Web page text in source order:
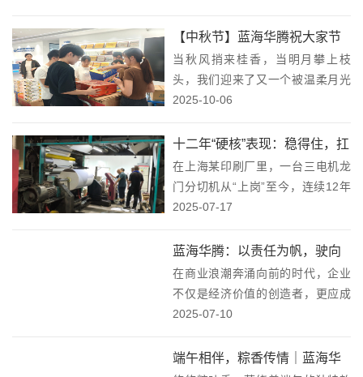
在。我们的合作伙伴一直与蓝海华
腾保持着紧密且良好的合作关系，
在承接深圳湾万象城音乐...
【中秋节】蓝海华腾祝大家节
日快乐！
当秋风捎来桂香，当明月攀上枝
头，我们迎来了又一个被温柔月光
包裹的中秋。这个镌刻在华夏血脉
——盼月圆，更盼人圆；念乡味，
更念情浓。在这个快节奏的时代，
我们如候鸟般为梦想迁徙...
2025-10-06
十二年“硬核”表现：稳得住，扛
得住！蓝海华腾变频器助力印
刷厂稳产增效！
在上海某印刷厂里，一台三电机龙
门分切机从“上岗”至今，连续12年
没闹过大脾气——搭载的蓝海华腾
效运转的“定海神针”。这背后，是
技术实力与品质坚守的双重支撑，
更是蓝海华腾为...
2025-07-17
蓝海华腾：以责任为帆，驶向
教育公益的蓝海！
在商业浪潮奔涌向前的时代，企业
不仅是经济价值的创造者，更应成
为社会进步的推动者。近日，蓝海
名义向学校捐赠，支持"教室认捐项
目"的善举，不仅为莘莘学子点亮了
2025-07-10
端午相伴，粽香传情｜蓝海华